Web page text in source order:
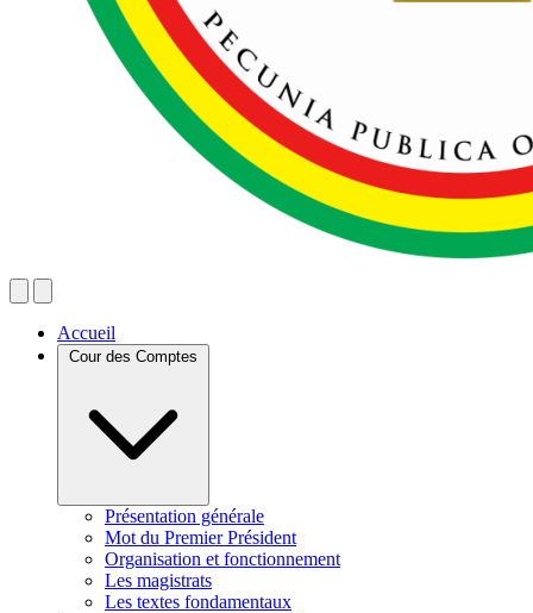
Accueil
Présentation générale
Mot du Premier Président
Organisation et fonctionnement
Les magistrats
Les textes fondamentaux